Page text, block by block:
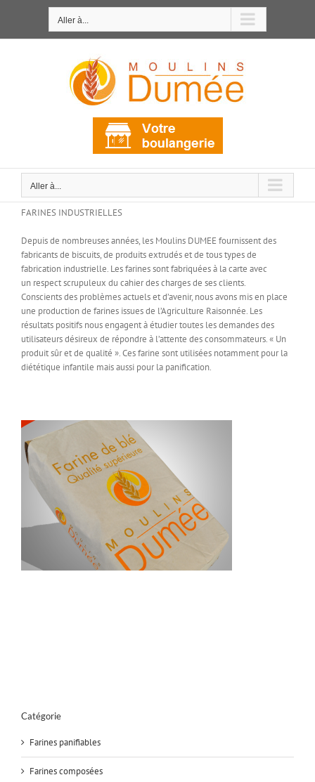
Aller à...
Aller à...
FARINES INDUSTRIELLES
Depuis de nombreuses années, les Moulins DUMEE fournissent des
fabricants de biscuits, de produits extrudés et de tous types de
fabrication industrielle. Les farines sont fabriquées à la carte avec
un respect scrupuleux du cahier des charges de ses clients.
Conscients des problèmes actuels et d’avenir, nous avons mis en place
une production de farines issues de l’Agriculture Raisonnée. Les
résultats positifs nous engagent à étudier toutes les demandes des
utilisateurs désireux de répondre à l’attente des consommateurs. « Un
produit sûr et de qualité ». Ces farine sont utilisées notamment pour la
diététique infantile mais aussi pour la panification.
Catégorie
Farines panifiables
Farines composées